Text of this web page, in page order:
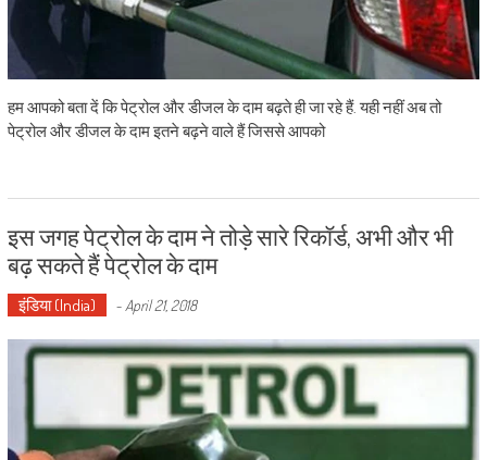
हम आपको बता दें कि पेट्रोल और डीजल के दाम बढ़ते ही जा रहे हैं. यही नहीं अब तो
पेट्रोल और डीजल के दाम इतने बढ़ने वाले हैं जिससे आपको
इस जगह पेट्रोल के दाम ने तोड़े सारे रिकॉर्ड, अभी और भी
बढ़ सकते हैं पेट्रोल के दाम
इंडिया (India) -April 21, 2018